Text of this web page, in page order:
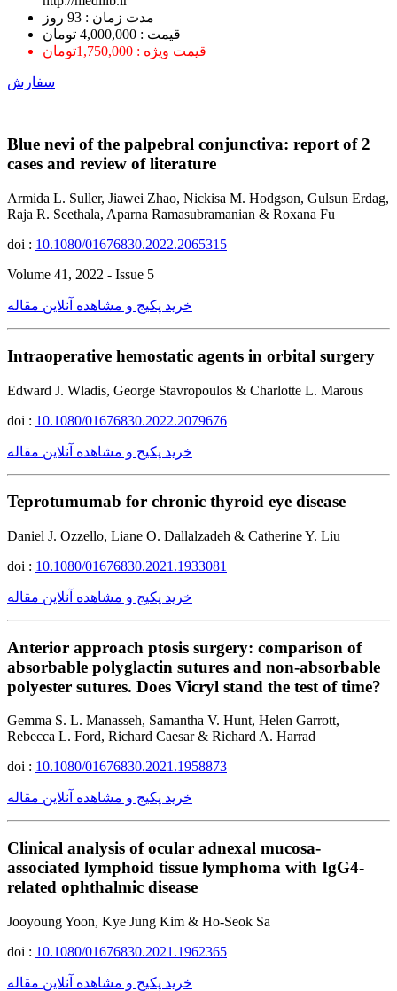
ﻣﺪﺕ ﺯﻣﺎﻥ : 93 ﺭﻭﺯ
قیمت : 4,000,000 تومان
قیمت ویژه : 1,750,000تومان
سفارش
Blue nevi of the palpebral conjunctiva: report of 2
cases and review of literature
Armida L. Suller, Jiawei Zhao, Nickisa M. Hodgson, Gulsun Erdag,
Raja R. Seethala, Aparna Ramasubramanian & Roxana Fu
doi : 10.1080/01676830.2022.2065315
Volume 41, 2022 - Issue 5
خرید پکیج و مشاهده آنلاین مقاله
Intraoperative hemostatic agents in orbital surgery
Edward J. Wladis, George Stavropoulos & Charlotte L. Marous
doi : 10.1080/01676830.2022.2079676
خرید پکیج و مشاهده آنلاین مقاله
Teprotumumab for chronic thyroid eye disease
Daniel J. Ozzello, Liane O. Dallalzadeh & Catherine Y. Liu
doi : 10.1080/01676830.2021.1933081
خرید پکیج و مشاهده آنلاین مقاله
Anterior approach ptosis surgery: comparison of
absorbable polyglactin sutures and non-absorbable
polyester sutures. Does Vicryl stand the test of time?
Gemma S. L. Manasseh, Samantha V. Hunt, Helen Garrott,
Rebecca L. Ford, Richard Caesar & Richard A. Harrad
doi : 10.1080/01676830.2021.1958873
خرید پکیج و مشاهده آنلاین مقاله
Clinical analysis of ocular adnexal mucosa-
associated lymphoid tissue lymphoma with IgG4-
related ophthalmic disease
Jooyoung Yoon, Kye Jung Kim & Ho-Seok Sa
doi : 10.1080/01676830.2021.1962365
خرید پکیج و مشاهده آنلاین مقاله